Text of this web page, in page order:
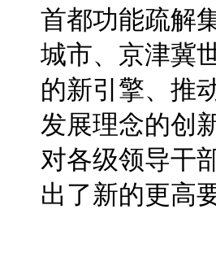
首都功能疏解
城市、京津冀
的新引擎、推
发展理念的创
对各级领导干
出了新的更高